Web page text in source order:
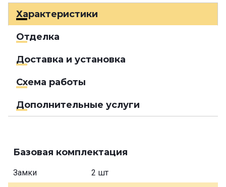
Характеристики
Отделка
Доставка и установка
Схема работы
Дополнительные услуги
Базовая комплектация
Замки 2 шт